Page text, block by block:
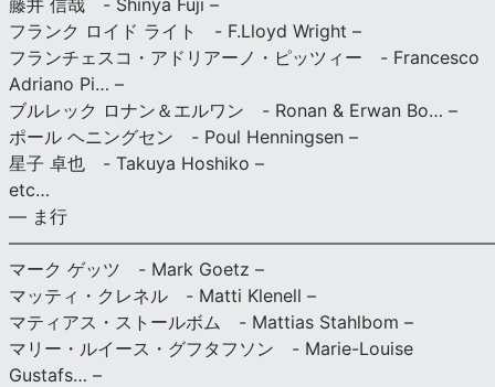
フランク ロイド ライト - F.Lloyd Wright –
フランチェスコ・アドリアーノ・ピッツィー - Francesco
Adriano Pi… –
ブルレック ロナン＆エルワン - Ronan & Erwan Bo… –
ポール ヘニングセン - Poul Henningsen –
星子 卓也 - Takuya Hoshiko –
etc…
— ま行
マーク ゲッツ - Mark Goetz –
マッティ・クレネル - Matti Klenell –
マティアス・ストールボム - Mattias Stahlbom –
マリー・ルイース・グフタフソン - Marie-Louise
Gustafs… –